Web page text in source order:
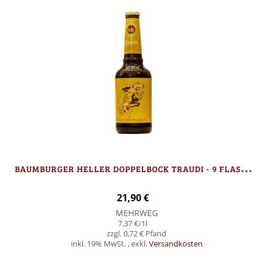
B
AUMBURGER HELLER DOPPELBOCK TRAUDI - 9 FLASCHEN
21,90 €
MEHRWEG
7,37 €/1l
0,72 €
inkl. 19% MwSt. ,exkl.Versandkosten